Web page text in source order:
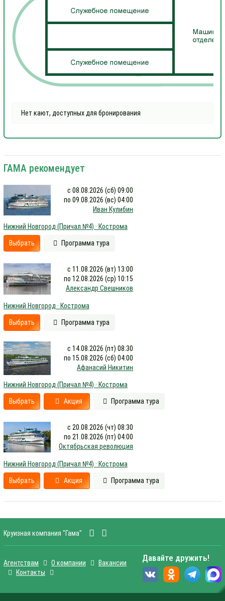
Нет кают, доступных для бронирования
ГАМА рекомендует
с 08.08.2026 (сб) 09:00
по 09.08.2026 (вс) 04:00
Иван Кулибин
Нижний Новгород (Причал №4) · Кострома
Выбрать Программа тура
с 11.08.2026 (вт) 13:00
по 12.08.2026 (ср) 10:15
Александр Свешников
Нижний Новгород · Кострома
Выбрать Программа тура
с 14.08.2026 (пт) 08:30
по 15.08.2026 (сб) 04:00
Афанасий Никитин
Нижний Новгород (Причал №4) · Кострома
Выбрать Акция Программа тура
с 20.08.2026 (чт) 08:30
по 21.08.2026 (пт) 04:00
Октябрьская революция
Нижний Новгород (Причал №4) · Кострома
Выбрать Акция Программа тура
Круизная компания "Гама"
Агентствам О компании
Вакансии
Контакты
Давайте дружить!